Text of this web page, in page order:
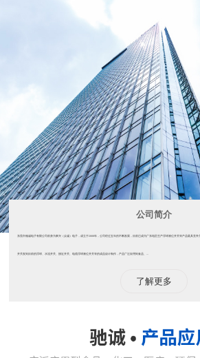
公司简介
东莞市驰诚电子有限公司前身为事兴（众诚）电子，成立于2008年，公司经过五年的不断发展，目前已成为广东地区生产浮球液位开关等产品最具竞
开关发到目前的浮球、水流开关、接近开关、电缆浮球液位开关等的成品设计制作，产品广泛应用到食品、...
了解更多